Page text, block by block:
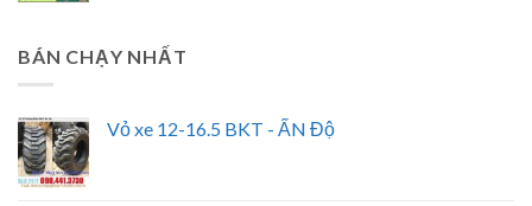
BÁN CHẠY NHẤT
Vỏ xe 12-16.5 BKT - ẤN Độ